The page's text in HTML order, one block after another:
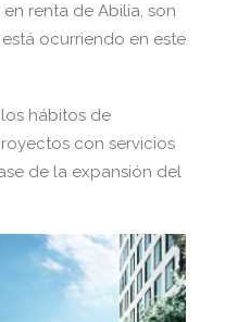
renta de Abilia, son
ocurriendo en este
hábitos de
con servicios
de la expansión del